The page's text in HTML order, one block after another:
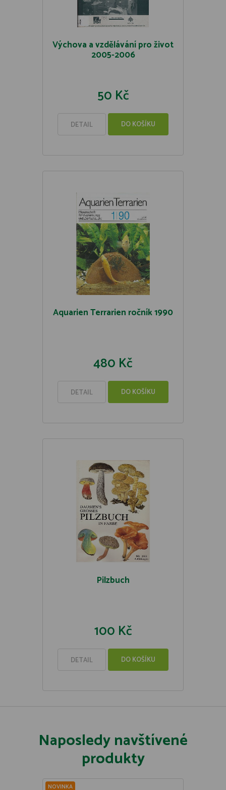
Výchova a vzdělávání pro život
2005-2006
50 Kč
DETAIL DO KOŠÍKU
Aquarien Terrarien ročník 1990
480 Kč
DETAIL DO KOŠÍKU
Pilzbuch
100 Kč
DETAIL DO KOŠÍKU
Naposledy navštívené
produkty
NOVINKA